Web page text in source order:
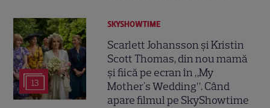
13
SKYSHOWTIME
Scarlett Johansson și Kristin
Scott Thomas, din nou mamă
și fiică pe ecran în „My
Mother's Wedding”. Când
apare filmul pe SkyShowtime